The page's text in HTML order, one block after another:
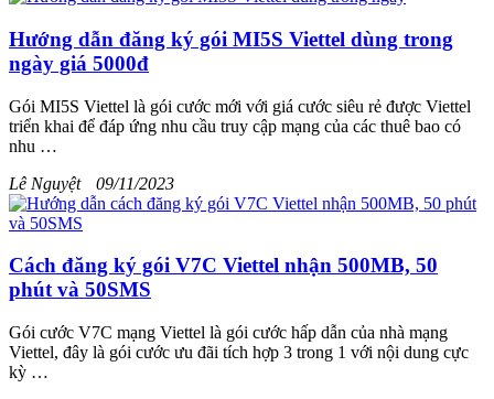
Hướng dẫn đăng ký gói MI5S Viettel dùng trong
ngày giá 5000đ
Gói MI5S Viettel là gói cước mới với giá cước siêu rẻ được Viettel
triển khai để đáp ứng nhu cầu truy cập mạng của các thuê bao có
nhu …
Lê Nguyệt
09/11/2023
Cách đăng ký gói V7C Viettel nhận 500MB, 50
phút và 50SMS
Gói cước V7C mạng Viettel là gói cước hấp dẫn của nhà mạng
Viettel, đây là gói cước ưu đãi tích hợp 3 trong 1 với nội dung cực
kỳ …